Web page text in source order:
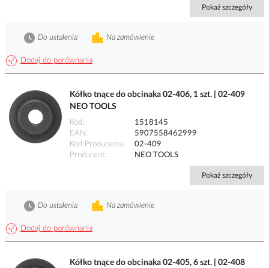
Pokaż szczegóły
Dodaj do porównania
Na zamówienie
Do ustalenia
Kółko tnące do obcinaka 02-406, 1 szt. | 02-409
NEO TOOLS
Kod
1518145
EAN
5907558462999
Kod Producenta
02-409
Producent
NEO TOOLS
Pokaż szczegóły
Dodaj do porównania
Na zamówienie
Do ustalenia
Kółko tnące do obcinaka 02-405, 6 szt. | 02-408